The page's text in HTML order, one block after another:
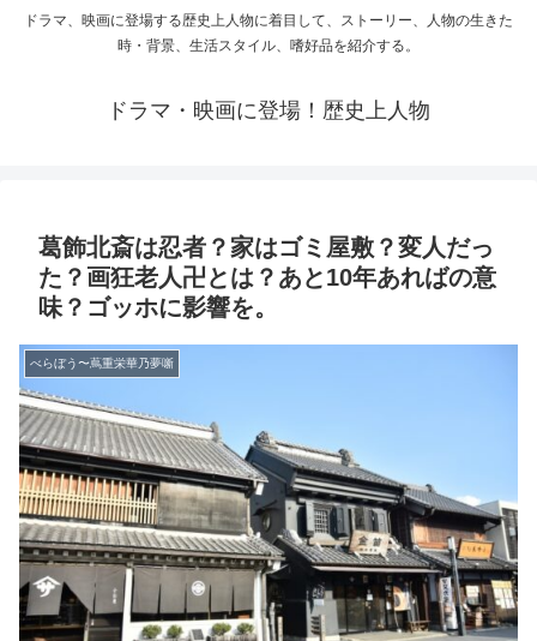
ドラマ、映画に登場する歴史上人物に着目して、ストーリー、人物の生きた
時・背景、生活スタイル、嗜好品を紹介する。
ドラマ・映画に登場！歴史上人物
葛飾北斎は忍者？家はゴミ屋敷？変人だっ
た？画狂老人卍とは？あと10年あればの意
味？ゴッホに影響を。
べらぼう〜蔦重栄華乃夢噺